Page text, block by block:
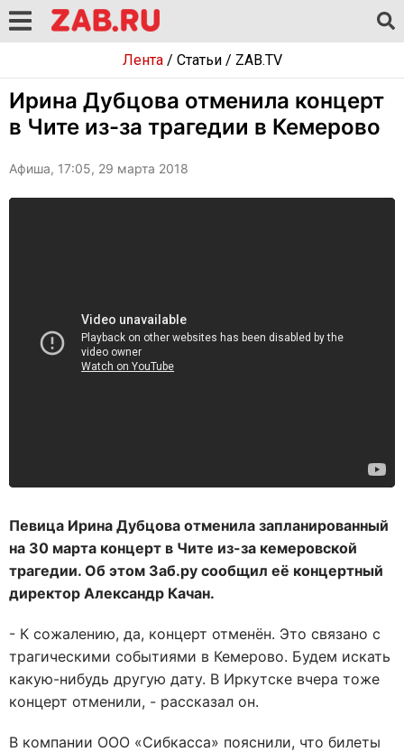
Лента/ Статьи/ ZAB.TV
Ирина Дубцова отменила концерт
в Чите из-за трагедии в Кемерово
Афиша, 17:05, 29 марта 2018
Певица Ирина Дубцова отменила запланированный
на 30 марта концерт в Чите из-за кемеровской
трагедии. Об этом Заб.ру сообщил её концертный
директор Александр Качан.
- К сожалению, да, концерт отменён. Это связано с
трагическими событиями в Кемерово. Будем искать
какую-нибудь другую дату. В Иркутске вчера тоже
концерт отменили, - рассказал он.
В компании ООО «Сибкасса» пояснили, что билеты